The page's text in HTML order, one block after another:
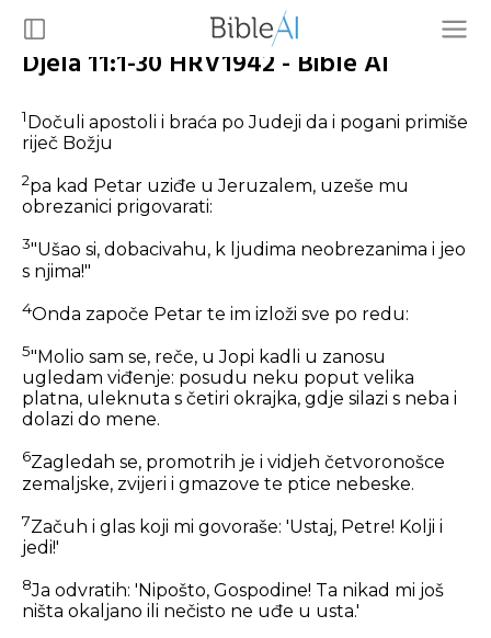
Djela 11:1-30 HRV1942 - Bible AI
1Dočuli apostoli i braća po Judeji da i pogani primiše
riječ Božju
2pa kad Petar uziđe u Jeruzalem, uzeše mu
obrezanici prigovarati:
3"Ušao si, dobacivahu, k ljudima neobrezanima i jeo
s njima!"
4Onda započe Petar te im izloži sve po redu:
5"Molio sam se, reče, u Jopi kadli u zanosu
ugledam viđenje: posudu neku poput velika
platna, uleknuta s četiri okrajka, gdje silazi s neba i
dolazi do mene.
6Zagledah se, promotrih je i vidjeh četvoronošce
zemaljske, zvijeri i gmazove te ptice nebeske.
7Začuh i glas koji mi govoraše: 'Ustaj, Petre! Kolji i
jedi!'
8Ja odvratih: 'Nipošto, Gospodine! Ta nikad mi još
ništa okaljano ili nečisto ne uđe u usta.'